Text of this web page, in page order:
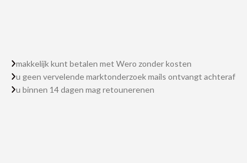
makkelijk kunt betalen met Wero zonder kosten
u geen vervelende marktonderzoek mails ontvangt achteraf
u binnen 14 dagen mag retounerenen